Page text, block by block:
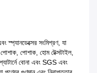
স্প্যানডেক্সের সংমিশ্রণ, যা
পোশাক, পোশাক, হোম টেক্সটাইল,
বোনা এবং SGS এবং